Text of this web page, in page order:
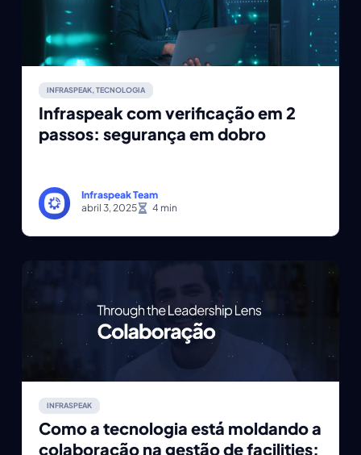
INFRASPEAK,TECNOLOGIA
Infraspeak com verificação em 2
passos: segurança em dobro
Infraspeak Team
abril 3, 2025
INFRASPEAK
Como a tecnologia está moldando a
colaboração na gestão de facilities: